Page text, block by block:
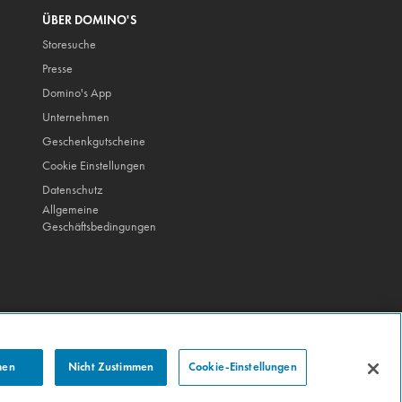
ÜBER DOMINO'S
Storesuche
Presse
Domino's App
Unternehmen
Geschenkgutscheine
Cookie Einstellungen
Datenschutz
Allgemeine
Geschäftsbedingungen
Nicht Zustimmen Cookie-Einstellungen